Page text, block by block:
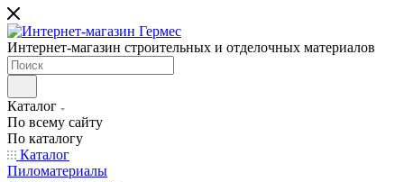
Интернет-магазин строительных и отделочных материалов
Каталог
По всему сайту
По каталогу
Каталог
Пиломатериалы